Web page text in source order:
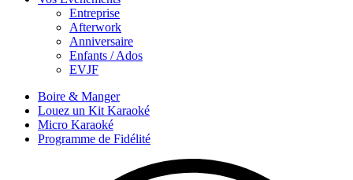
Entreprise
Afterwork
Anniversaire
Enfants / Ados
EVJF
Boire & Manger
Louez un Kit Karaoké
Micro Karaoké
Programme de Fidélité